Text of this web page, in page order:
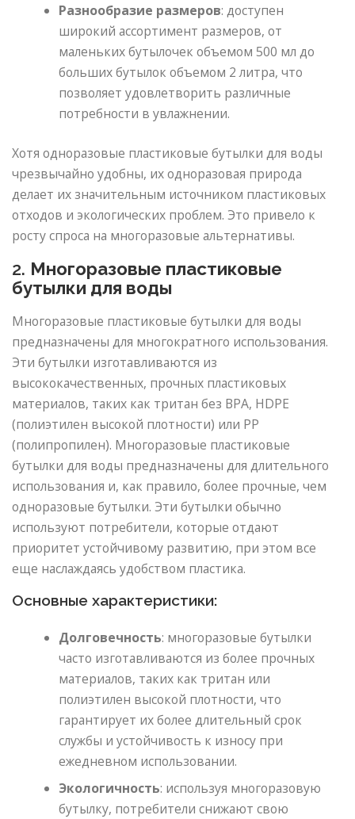
Разнообразие размеров: доступен
широкий ассортимент размеров, от
маленьких бутылочек объемом 500 мл до
больших бутылок объемом 2 литра, что
позволяет удовлетворить различные
потребности в увлажнении.
Хотя одноразовые пластиковые бутылки для воды
чрезвычайно удобны, их одноразовая природа
делает их значительным источником пластиковых
отходов и экологических проблем. Это привело к
росту спроса на многоразовые альтернативы.
2. Многоразовые пластиковые
бутылки для воды
Многоразовые пластиковые бутылки для воды
предназначены для многократного использования.
Эти бутылки изготавливаются из
высококачественных, прочных пластиковых
материалов, таких как тритан без BPA, HDPE
(полиэтилен высокой плотности) или PP
(полипропилен). Многоразовые пластиковые
бутылки для воды предназначены для длительного
использования и, как правило, более прочные, чем
одноразовые бутылки. Эти бутылки обычно
используют потребители, которые отдают
приоритет устойчивому развитию, при этом все
еще наслаждаясь удобством пластика.
Основные характеристики:
Долговечность: многоразовые бутылки
часто изготавливаются из более прочных
материалов, таких как тритан или
полиэтилен высокой плотности, что
гарантирует их более длительный срок
службы и устойчивость к износу при
ежедневном использовании.
Экологичность: используя многоразовую
бутылку, потребители снижают свою